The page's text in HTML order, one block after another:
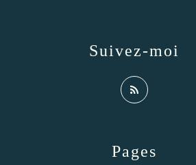
Pages
Suivez-moi